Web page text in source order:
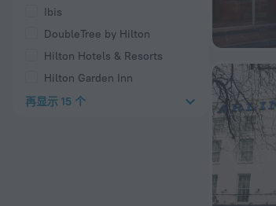
Ibis
DoubleTree by Hilton
Hilton Hotels & Resorts
Hilton Garden Inn
再显示 15 个